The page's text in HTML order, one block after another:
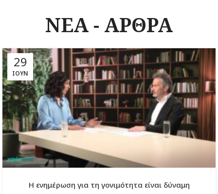
ΝΕΑ - ΑΡΘΡΑ
29
ΙΟΎΝ
Η ενημέρωση για τη γονιμότητα είναι δύναμη